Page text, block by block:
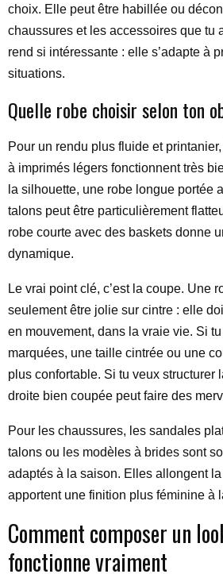
choix. Elle peut être habillée ou
chaussures et les accessoires que tu
rend si intéressante : elle s’adapte à
situations.
Quelle robe choisir selon ton
Pour un rendu plus fluide et
à imprimés légers fonctionnent très
la silhouette, une robe longue portée
talons peut être particulièrement
robe courte avec des baskets donne
dynamique.
Le vrai point clé, c’est la coupe. Une
seulement être jolie sur cintre : elle
en mouvement, dans la vraie vie. Si
marquées, une taille cintrée ou une
plus confortable. Si tu veux structurer
droite bien coupée peut faire des
Pour les chaussures, les sandales
talons ou les modèles à brides sont
adaptés à la saison. Elles allongent
apportent une finition plus féminine à
Comment composer un
fonctionne vraiment